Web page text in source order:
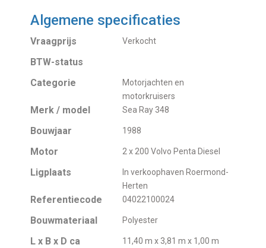
Algemene specificaties
Vraagprijs Verkocht
BTW-status
Categorie
Motorjachten en
motorkruisers
Merk / model Sea Ray 348
Bouwjaar 1988
Motor 2 x 200 Volvo Penta Diesel
Ligplaats
In verkoophaven Roermond-
Herten
Referentiecode 04022100024
Bouwmateriaal Polyester
L x B x D ca 11,40 m x 3,81 m x 1,00 m